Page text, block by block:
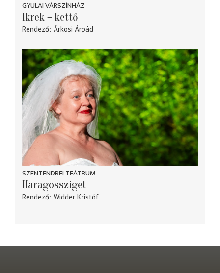
GYULAI VÁRSZÍNHÁZ
Ikrek – kettő
Rendező Árkosi Árpád
SZENTENDREI TEÁTRUM
Haragossziget
Rendező Widder Kristóf